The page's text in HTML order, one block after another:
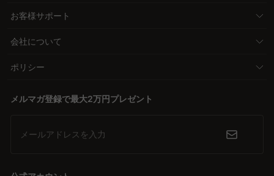
お客様サポート
会社について
ポリシー
メルマガ登録で最大2万円プレゼント
メールアドレスを入力